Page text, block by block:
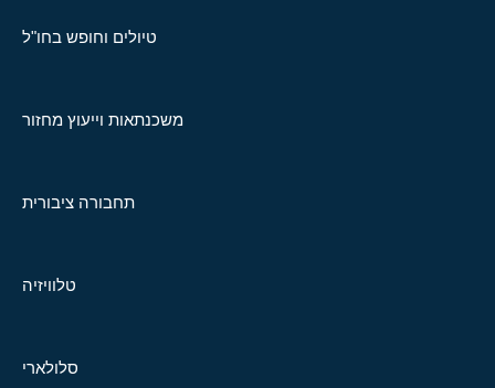
טיולים וחופש בחו"ל
משכנתאות וייעוץ מחזור
תחבורה ציבורית
טלוויזיה
סלולארי